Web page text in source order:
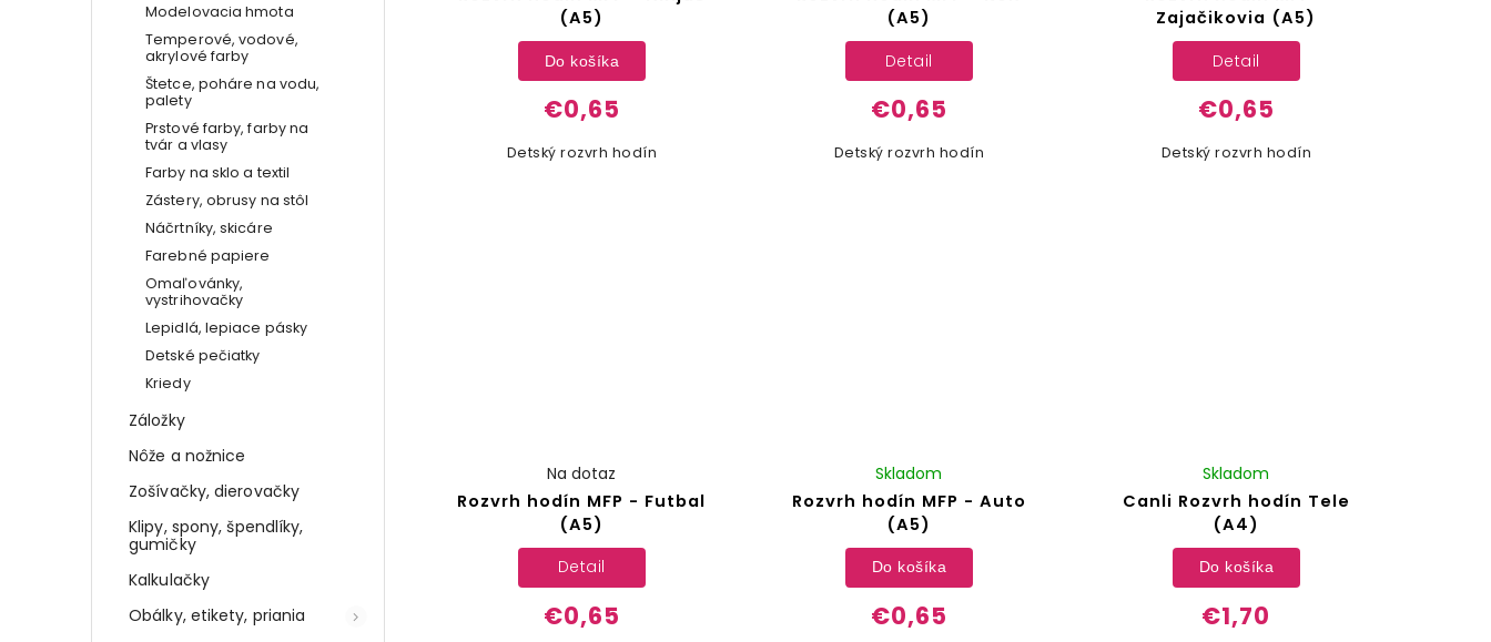
Modelovacia hmota
Temperové, vodové,
akrylové farby
Štetce, poháre na vodu,
palety
Prstové farby, farby na
tvár a vlasy
Farby na sklo a textil
Zástery, obrusy na stôl
Náčrtníky, skicáre
Farebné papiere
Omaľovánky,
vystrihovačky
Lepidlá, lepiace pásky
Detské pečiatky
Kriedy
Záložky
Nôže a nožnice
Zošívačky, dierovačky
Klipy, spony, špendlíky,
gumičky
Kalkulačky
Obálky, etikety, priania
(A5)
€0,65
Do košíka
Detský rozvrh hodín
(A5)
€0,65
Detail
Detský rozvrh hodín
Zajačikovia (A5)
€0,65
Detail
Detský rozvrh hodín
Rozvrh hodín MFP - Futbal
(A5)
Na dotaz
€0,65
Detail
Rozvrh hodín MFP - Auto
(A5)
Skladom
€0,65
Do košíka
Canli Rozvrh hodín Tele
(A4)
Skladom
€1,70
Do košíka